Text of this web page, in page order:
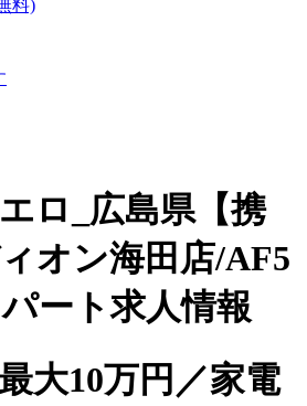
料)
ロ_広島県【携
オン海田店/AF5
ート求人情報
大10万円／家電